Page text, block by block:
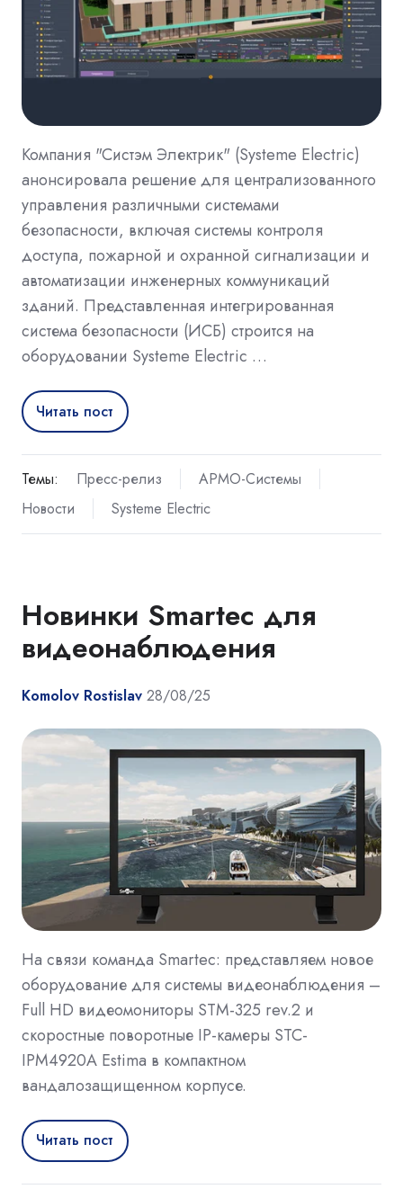
Компания "Систэм Электрик" (Systeme Electric)
анонсировала решение для централизованного
управления различными системами
безопасности, включая системы контроля
доступа, пожарной и охранной сигнализации и
автоматизации инженерных коммуникаций
зданий. Представленная интегрированная
система безопасности (ИСБ) строится на
оборудовании Systeme Electric …
Читать пост
Темы: Пресс-релиз
АРМО-Системы
Новости
Systeme Electric
Новинки Smartec для
видеонаблюдения
Komolov Rostislav 28/08/25
На связи команда Smartec: представляем новое
оборудование для системы видеонаблюдения –
Full HD видеомониторы STM-325 rev.2 и
скоростные поворотные IP-камеры STC-
IPM4920A Estima в компактном
вандалозащищенном корпусе.
Читать пост